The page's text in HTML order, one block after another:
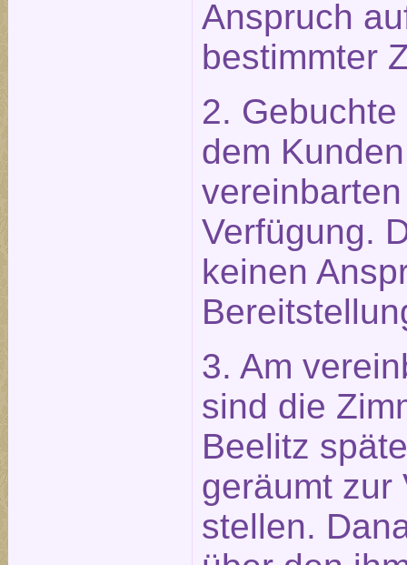
Anspruch
bestimmter
2.
dem
Verfügung.
keinen
3. Am
sind die
Beelitz
geräumt zur
stellen.